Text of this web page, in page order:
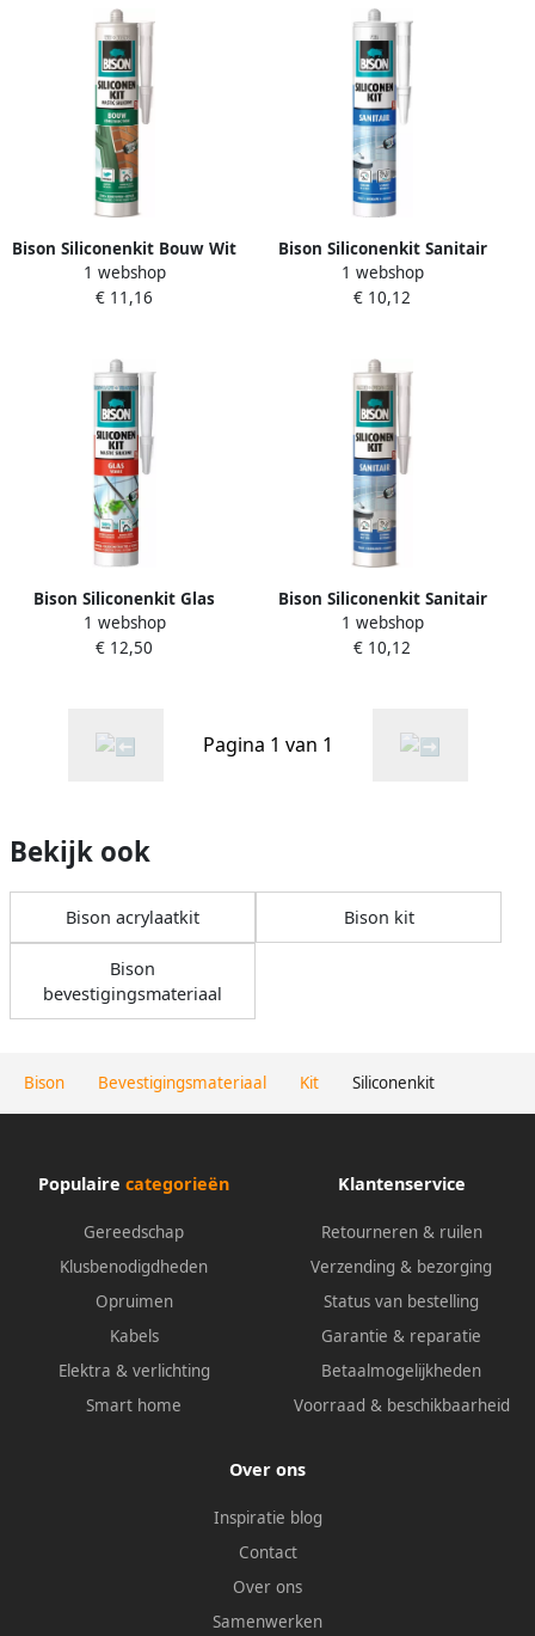
Bison Bevestigingsmateriaal Kit Siliconenkit
Bison Siliconenkit Bouw Wit
Crt 300Ml*12 Nlfr 1491357
1 webshop
€ 11,16
Bison Siliconenkit Sanitair
Wit Crt 300Ml*12 Nl
1491325
1 webshop
€ 10,12
Bison Siliconenkit Glas
Transparant Crt 300Ml*12
Nlfr 1491350
1 webshop
€ 12,50
Bison Siliconenkit Sanitair
Camee Crt 300Ml*12 Nl
1491323
1 webshop
€ 10,12
Pagina 1 van 1
Bekijk ook
Bison acrylaatkit Bison kit
Bison
bevestigingsmateriaal
Populaire categorieën
Gereedschap
Klusbenodigdheden
Opruimen
Kabels
Elektra & verlichting
Smart home
Klantenservice
Retourneren & ruilen
Verzending & bezorging
Status van bestelling
Garantie & reparatie
Betaalmogelijkheden
Voorraad & beschikbaarheid
Over ons
Inspiratie blog
Contact
Over ons
Samenwerken